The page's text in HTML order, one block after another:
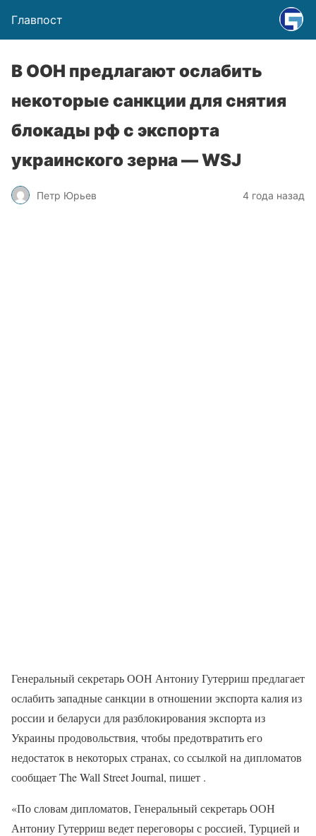
Главпост
В ООН предлагают ослабить
некоторые санкции для снятия
блокады рф с экспорта
украинского зерна — WSJ
Петр Юрьев 4 года назад
Генеральный секретарь ООН Антониу Гутерриш предлагает
ослабить западные санкции в отношении экспорта калия из
россии и беларуси для разблокирования экспорта из
Украины продовольствия, чтобы предотвратить его
недостаток в некоторых странах, со ссылкой на дипломатов
сообщает The Wall Street Journal, пишет .
«По словам дипломатов, Генеральный секретарь ООН
Антониу Гутерриш ведет переговоры с россией, Турцией и